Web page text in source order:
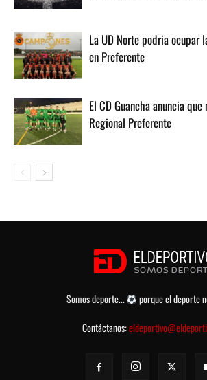
La UD Norte podria ocupar
en Preferente
El CD Guancha anuncia
Regional Preferente
Somos deporte...
porque el deporte
Contáctanos: